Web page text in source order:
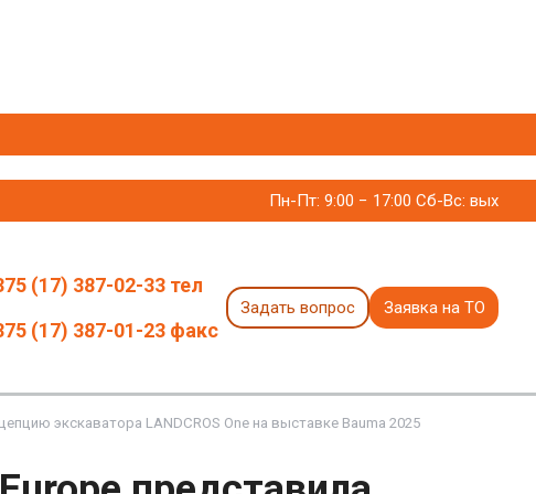
Пн-Пт: 9:00 − 17:00 Сб-Вс: вых
(17) 387-02-33 тел
(17) 387-01-23 факс
Задать вопрос Заявка на ТО
экскаватора LANDCROS One на выставке Bauma 2025